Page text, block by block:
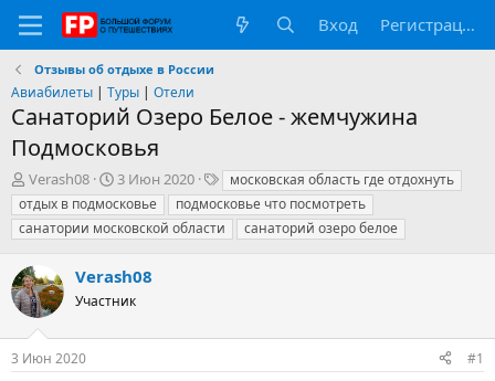
Вход Регистрация
Отзывы об отдыхе в России
Авиабилеты | Туры | Отели
Санаторий Озеро Белое - жемчужина
Подмосковья
А
в
т
о
т
е
м
ы
Verash08
Д
а
т
а
а
ч
л
3 Июн 2020
Т
е
г
и
московская область где отдохнуть
отдых в подмосковье
подмосковье что посмотреть
санатории московской области
санаторий озеро белое
Verash08
Участник
3 Июн 2020 #1